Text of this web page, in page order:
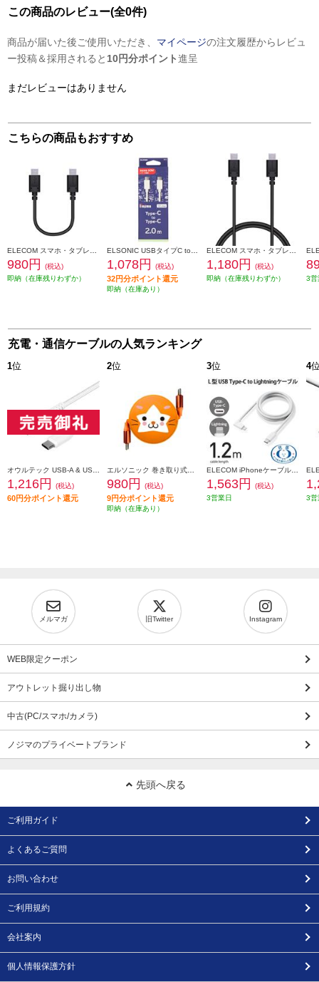
この商品のレビュー(全0件)
商品が届いた後ご使用いただき、 マイページの注文履歴からレビュ
ー投稿＆採用されると 10円分ポイント進呈
まだレビューはありません
こちらの商品もおすすめ
980円
(税込)
即納（在庫残りわずか）
1,078円 (税込)
32円分ポイント還元
即納（在庫あり）
1,180円
(税込)
即納（在庫残りわずか）
3営
充電・通信ケーブルの人気ランキング
1位
1,216円 (税込)
60円分ポイント還元
2位
980円 (税込)
9円分ポイント還元
即納（在庫あり）
3位
1,563円
(税込)
3営業日
4
3営
メルマガ 旧Twitter Instagram
WEB限定クーポン
アウトレット掘り出し物
中古(PC/スマホ/カメラ)
ノジマのプライベートブランド
先頭へ戻る
ご利用ガイド
よくあるご質問
お問い合わせ
ご利用規約
会社案内
個人情報保護方針